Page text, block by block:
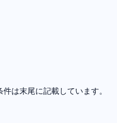
は末尾に記載しています。